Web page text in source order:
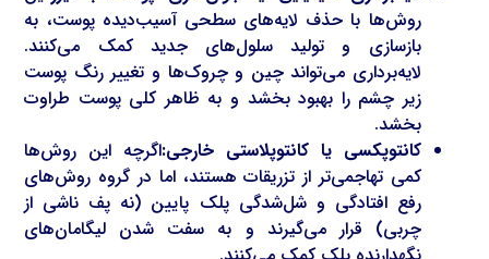
روش‌ها با حذف لایه‌های سطحی آسیب‌دیده پوست، به
بازسازی و تولید سلول‌های جدید کمک می‌کنند.
لایه‌برداری می‌تواند چین و چروک‌ها و تغییر رنگ پوست
زیر چشم را بهبود بخشد و به ظاهر کلی پوست طراوت
بخشد.
کانتوپکسی یا کانتوپلاستی خارجی:اگرچه این روش‌ها
کمی تهاجمی‌تر از تزریقات هستند، اما در گروه روش‌های
رفع افتادگی و شل‌شدگی پلک پایین (نه پف ناشی از
چربی) قرار می‌گیرند و به سفت شدن لیگامان‌های